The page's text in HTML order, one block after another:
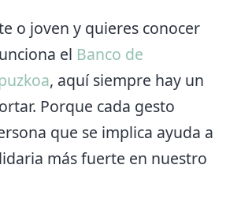
o joven y quieres conocer
el Banco de
, aquí siempre hay un
Porque cada gesto
que se implica ayuda a
más fuerte en nuestro